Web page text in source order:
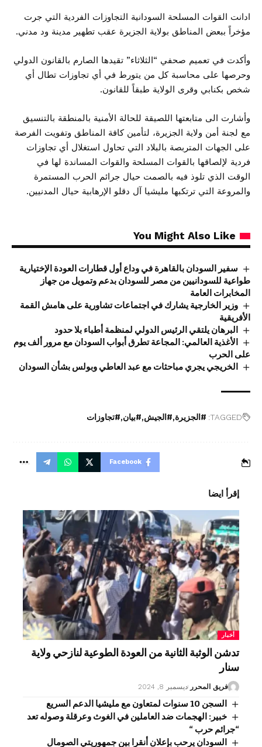
ادانت القوات المسلحة السودانية التجاوزات الفردية التي جرت
مؤخراً ببعض المناطق بولاية الجزيرة عقب تطهير مدينة ود مدني.
وأكدت في تعميم صحفي “الثلاثاء” تقيدها الصارم بالقانون الدولي
وحرصها على محاسبة كل من يتورط في أي تجاوزات تطال أي
شخص بكنابي وقرى الولاية طبقاً للقانون.
وأشارت الى متابعتها اللصيقة للحالة الأمنية بالمنطقة بالتنسيق
مع لجنة أمن ولاية الجزيرة، لتأمين كافة المناطق وتفويت الفرصة
على الجهات المتربصة بالبلاد التي تحاول استغلال أي تجاوزات
فردية لإلصاقها بالقوات المسلحة والقوات المساندة لها في
الوقت الذي تلوذ فيه بالصمت حيال جرائم الحرب المستمرة
والمروعة التي ترتكبها مليشيا آل دقلو الإرهابية حيال المدنيين.
You Might Also Like
سفير السودان بالقاهرة في وداع أول قطارات العودة الإختيارية
طواعية للسودانيين من مصر للسودان بدعم وتمويل من جهاز
المخابرات العامة
وزير الخارجية يشارك في اجتماعات تشاورية على هامش القمة
الأفريقية
البرهان يلتقي الرئيس الدولي لمنظمة أطباء بلا حدود
الأغذية العالمي: المجاعة تطرق أبواب السودان مع مرور ألف يوم
على الحرب
الخريجي يجري مباحثات مع عبد العاطي وبولس بشأن السودان
TAGGED: #الجزيرة #الجيش #بيان #تجاوزات
Facebook
إقرأ ايضا
أخبار
تدشن الوثبة الثانية من العودة الطوعية لنازحي ولاية
سنار
فريق المحرر ديسمبر 8, 2024
السجن 10 سنوات لمتعاون مع مليشيا الدعم السريع
خبير: الهجمات ضد العاملين في الغوث وعرقلة وصوله تعد
“جرائم حرب “
السودان يرحب بإعلان أنقرا بين جمهوريتي الصومال